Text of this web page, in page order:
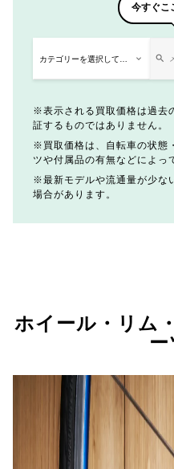
今すぐこ
表示される買取価格は過去
証するものではありません。
買取価格は、自転車の状態
ツや付属品の有無などによっ
最新モデルや流通量が少な
場合があります。
ホイール・リム
ー